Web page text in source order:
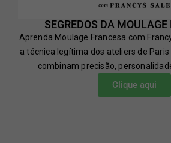
SEGREDOS DA
Aprenda Moulage Francesa com
a técnica legítima dos ateliers de
combinam precisão,
Clique aqui